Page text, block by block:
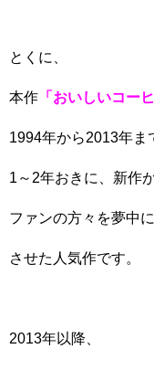
とくに、
本作 「おいしいコー
1994年から2013年ま
1～2年おきに、新作
ファンの方々を夢中に
させた人気作です。
2013年以降、